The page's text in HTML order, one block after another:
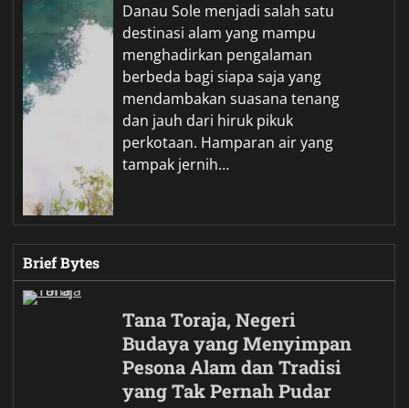
Danau Sole menjadi salah satu
destinasi alam yang mampu
menghadirkan pengalaman
berbeda bagi siapa saja yang
mendambakan suasana tenang
dan jauh dari hiruk pikuk
perkotaan. Hamparan air yang
tampak jernih…
Brief Bytes
Tana Toraja, Negeri
Budaya yang Menyimpan
Pesona Alam dan Tradisi
yang Tak Pernah Pudar